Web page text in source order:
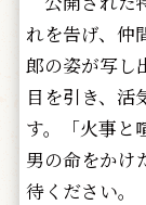
れを告げ、仲
郎の姿が写し
目を引き、活
す。「火事と
男の命をかけ
待ください。